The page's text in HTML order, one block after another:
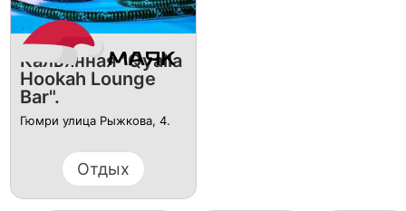
Кальянная "Qyalla
Hookah Lounge
Bar".
Гюмри улица Рыжкова, 4.
Отдых